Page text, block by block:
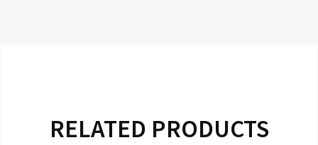
RELATED PRODUCTS